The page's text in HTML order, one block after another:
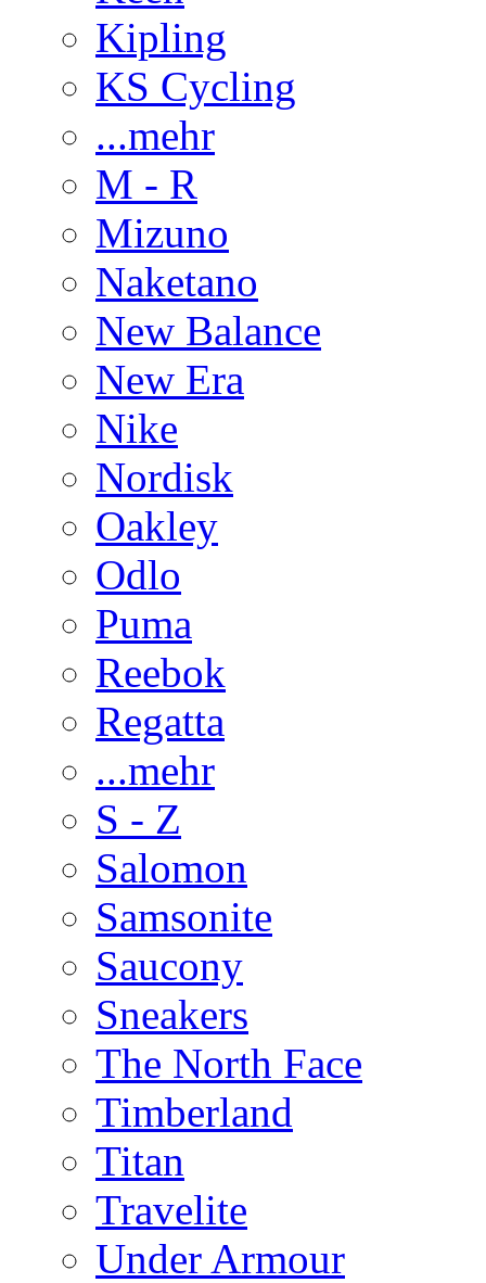
Kipling
KS Cycling
...mehr
M - R
Mizuno
Naketano
New Balance
New Era
Nike
Nordisk
Oakley
Odlo
Puma
Reebok
Regatta
...mehr
S - Z
Salomon
Samsonite
Saucony
Sneakers
The North Face
Timberland
Titan
Travelite
Under Armour